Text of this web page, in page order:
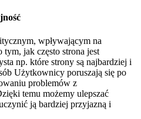
wpływającym na
jak często strona jest
np. które strony są najbardziej i
Użytkownicy poruszają się po
problemów z
temu możemy ulepszać
ją bardziej przyjazną i